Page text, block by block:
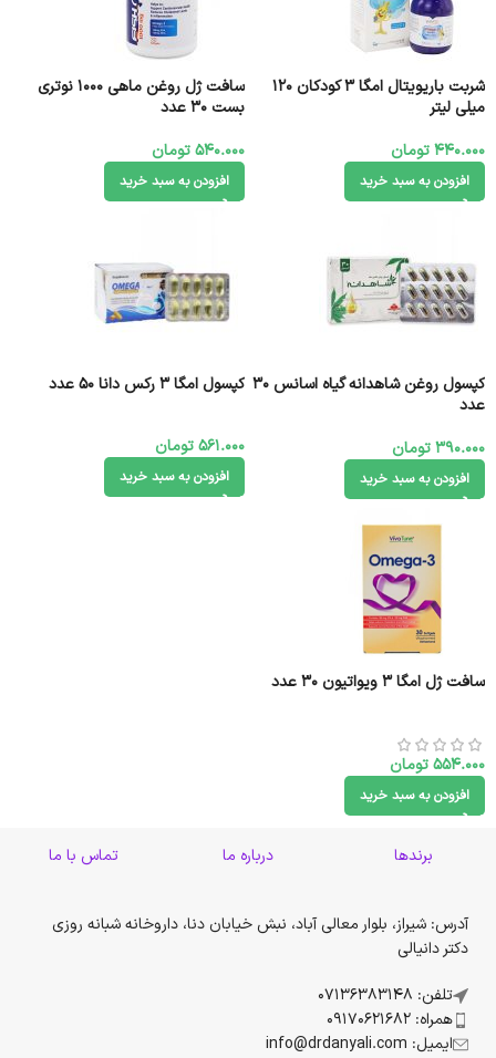
شربت باریویتال امگا 3 کودکان 120
میلی لیتر
440.000تومان
افزودن به سبد خرید
سافت ژل روغن ماهی 1000 نوتری
بست 30 عدد
540.000تومان
افزودن به سبد خرید
کپسول روغن شاهدانه گیاه اسانس 30
عدد
390.000تومان
افزودن به سبد خرید
کپسول امگا ۳ رکس دانا 50 عدد
561.000تومان
افزودن به سبد خرید
سافت ژل امگا 3 ویواتیون 30 عدد
554.000تومان
افزودن به سبد خرید
برندها درباره ما تماس با ما
آدرس: شیراز، بلوار معالی آباد، نبش خیابان دنا، داروخانه شبانه روزی
دکتر دانیالی
تلفن: 07136383148
همراه: 09170621682
ایمیل: info@drdanyali.com